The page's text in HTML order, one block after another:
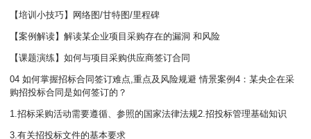
【培训小技巧】网络图/甘特图/里程碑
【案例解读】解读某企业项目采购存在的漏洞 和风险
【课题演练】如何与项目采购供应商签订合同
04 如何掌握招标合同签订难点,重点及风险规避 情景案例4：某央企在采
购招投标合同是如何签订的？
1.招标采购活动需要遵循、参照的国家法律法规2.招投标管理基础知识
3.有关招投标文件的基本要求